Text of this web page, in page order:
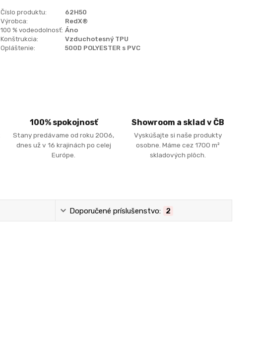
Číslo produktu:
62H50
Výrobca:
RedX®
100 % vodeodolnosť: Áno
Konštrukcia:
Vzduchotesný TPU
Opláštenie:
500D POLYESTER s PVC
100% spokojnosť
Stany predávame od roku 2006,
dnes už v 16 krajinách po celej
Európe.
Showroom a sklad v ČB
Vyskúšajte si naše produkty
osobne. Máme cez 1700 m²
skladových plôch.
Doporučené príslušenstvo: 2